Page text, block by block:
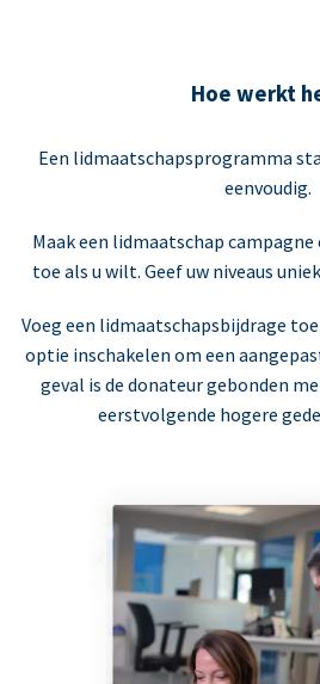
Hoe werkt
Een lidmaatschapsprogramma
eenvoudig.
Maak een lidmaatschap campagne
toe als u wilt. Geef uw niveaus
Voeg een lidmaatschapsbijdrage
optie inschakelen om een
geval is de donateur gebonden
eerstvolgende hogere